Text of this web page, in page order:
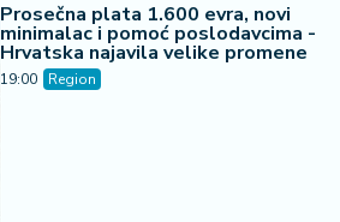
Prosečna plata 1.600 evra, novi
minimalac i pomoć poslodavcima -
Hrvatska najavila velike promene
19:00 Region